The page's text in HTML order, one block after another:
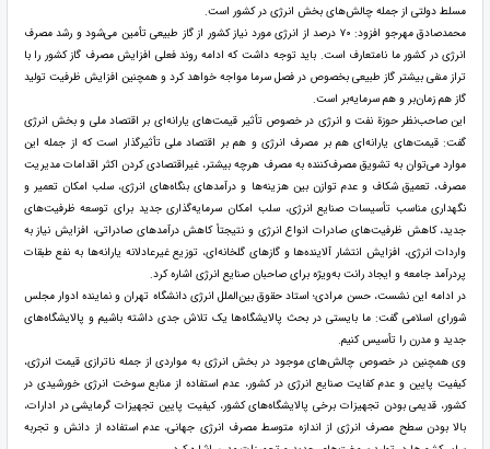
مسلط دولتی از جمله چالش‌های بخش انرژی در کشور است.
محمدصادق مهرجو افزود: ۷۰ درصد از انرژی مورد نیاز کشور از گاز طبیعی تأمین می‌شود و رشد مصرف
انرژی در کشور ما نامتعارف است. باید توجه داشت که ادامه روند فعلی افزایش مصرف گاز کشور را با
تراز منفی بیشتر گاز طبیعی بخصوص در فصل سرما مواجه خواهد کرد و همچنین افزایش ظرفیت تولید
گاز هم زمان‌بر و هم سرمایه‌بر است.
این صاحب‌نظر حوزة نفت و انرژی در خصوص تأثیر قیمت‌های یارانه‌ای بر اقتصاد ملی و بخش انرژی
گفت: قیمت‌های یارانه‌ای هم بر مصرف انرژی و هم بر اقتصاد ملی تأثیرگذار است که از جمله این
موارد می‌توان به تشویق مصرف‌کننده به مصرف هرچه بیشتر، غیراقتصادی کردن اکثر اقدامات مدیریت
مصرف، تعمیق شکاف و عدم توازن بین هزینه‌ها و درآمد‌های بنگاه‌های انرژی، سلب امکان تعمیر و
نگهداری مناسب تأسیسات صنایع انرژی، سلب امکان سرمایه‌گذاری جدید برای توسعه ظرفیت‌های
جدید، کاهش ظرفیت‌های صادرات انواع انرژی و نتیجتاً کاهش درآمد‌های صادراتی، افزایش نیاز به
واردات انرژی، افزایش انتشار آلاینده‌ها و گاز‌های گلخانه‌ای، توزیع غیرعادلانه یارانه‌ها به نفع طبقات
پردرآمد جامعه و ایجاد رانت به‌ویژه برای صاحبان صنایع انرژی اشاره کرد.
در ادامه این نشست، حسن مرادی؛ استاد حقوق بین‌الملل انرژی دانشگاه تهران و نماینده ادوار مجلس
شورای اسلامی گفت: ما بایستی در بحث پالایشگاه‌ها یک تلاش جدی داشته باشیم و پالایشگاه‌های
جدید و مدرن را تأسیس کنیم.
وی همچنین در خصوص چالش‌های موجود در بخش انرژی به مواردی از جمله ناترازی قیمت انرژی،
کیفیت پایین و عدم کفایت صنایع انرژی در کشور، عدم استفاده از منابع سوخت انرژی خورشیدی در
کشور، قدیمی بودن تجهیزات برخی پالایشگاه‌های کشور، کیفیت پایین تجهیزات گرمایشی در ادارات،
بالا بودن سطح مصرف انرژی از اندازه متوسط مصرف انرژی جهانی، عدم استفاده از دانش و تجربه